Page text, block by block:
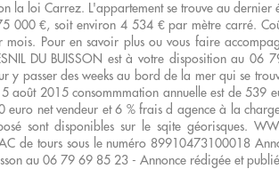
la loi Carrez. L'appartement se trouve au
000 €, soit environ 4 534 € par mètre carré.
mois. Pour en savoir plus ou vous faire
DU BUISSON est à votre disposition au 06
y passer des weeks au bord de la mer qui se
août 2015 consommmation annuelle est de 539
euro net vendeur et 6 % frais d agence à la
sont disponibles sur le sqite géorisques.
de tours sous le numéro 89910473100018
au 06 79 69 85 23 - Annonce rédigée et